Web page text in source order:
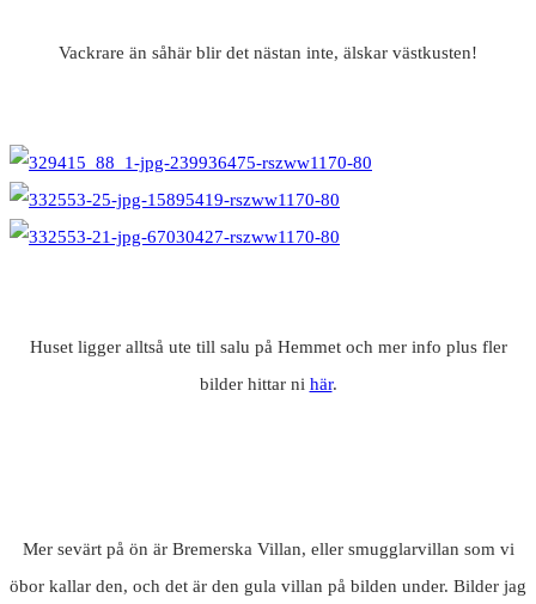
Vackrare än såhär blir det nästan inte, älskar västkusten!
Huset ligger alltså ute till salu på Hemmet och mer info plus fler
bilder hittar ni här.
Mer sevärt på ön är Bremerska Villan, eller smugglarvillan som vi
öbor kallar den, och det är den gula villan på bilden under. Bilder jag